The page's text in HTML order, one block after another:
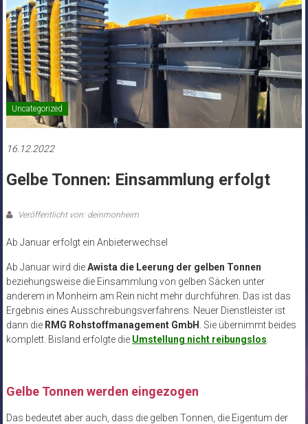
Uncategorized
16.12.2022
Gelbe Tonnen: Einsammlung erfolgt
Veröffentlicht von: deinmonheim
Ab Januar erfolgt ein Anbieterwechsel
Ab Januar wird dieAwista die Leerung der gelben Tonnen
beziehungsweise die Einsammlung von gelben Säcken unter
anderem in Monheim am Rein nicht mehr durchführen. Das ist das
Ergebnis eines Ausschreibungsverfahrens. Neuer Dienstleister ist
dann die RMG Rohstoffmanagement GmbH . Sie übernimmt beides
komplett. Bisland erfolgte die Umstellung nicht reibungslos
Gelbe Tonnen werden eingezogen
Das bedeutet aber auch, dass die gelben Tonnen, die Eigentum der